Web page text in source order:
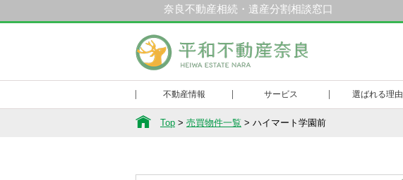
奈良不動産相続・遺産分割相談窓口
和不動産奈良
不動産情報 サービス 選ばれる理由
Top > 売買物件一覧 > ハイマート学園前